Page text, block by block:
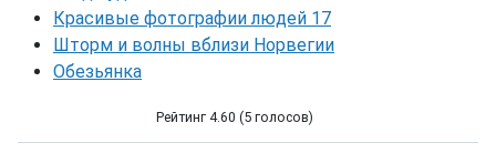
Красивые фотографии людей 17
Шторм и волны вблизи Норвегии
Обезьянка
Рейтинг 4.60 (5 голосов)